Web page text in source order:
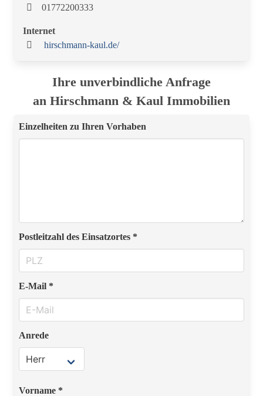
01772200333
Internet
hirschmann-kaul.de/
Ihre unverbindliche Anfrage
an Hirschmann & Kaul Immobilien
Einzelheiten zu Ihren Vorhaben
Postleitzahl des Einsatzortes *
E-Mail *
Anrede
Vorname *